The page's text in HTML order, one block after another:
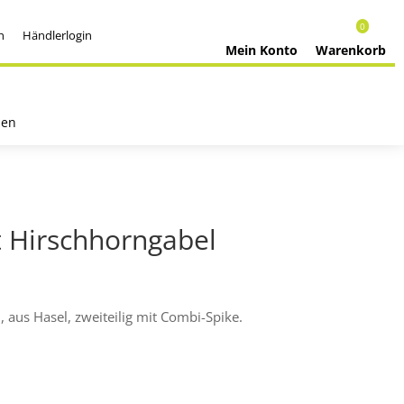
Händlerlogin
Warenkorb
0
Mein Konto
Hasel, zweiteilig mit Combi-Spike.